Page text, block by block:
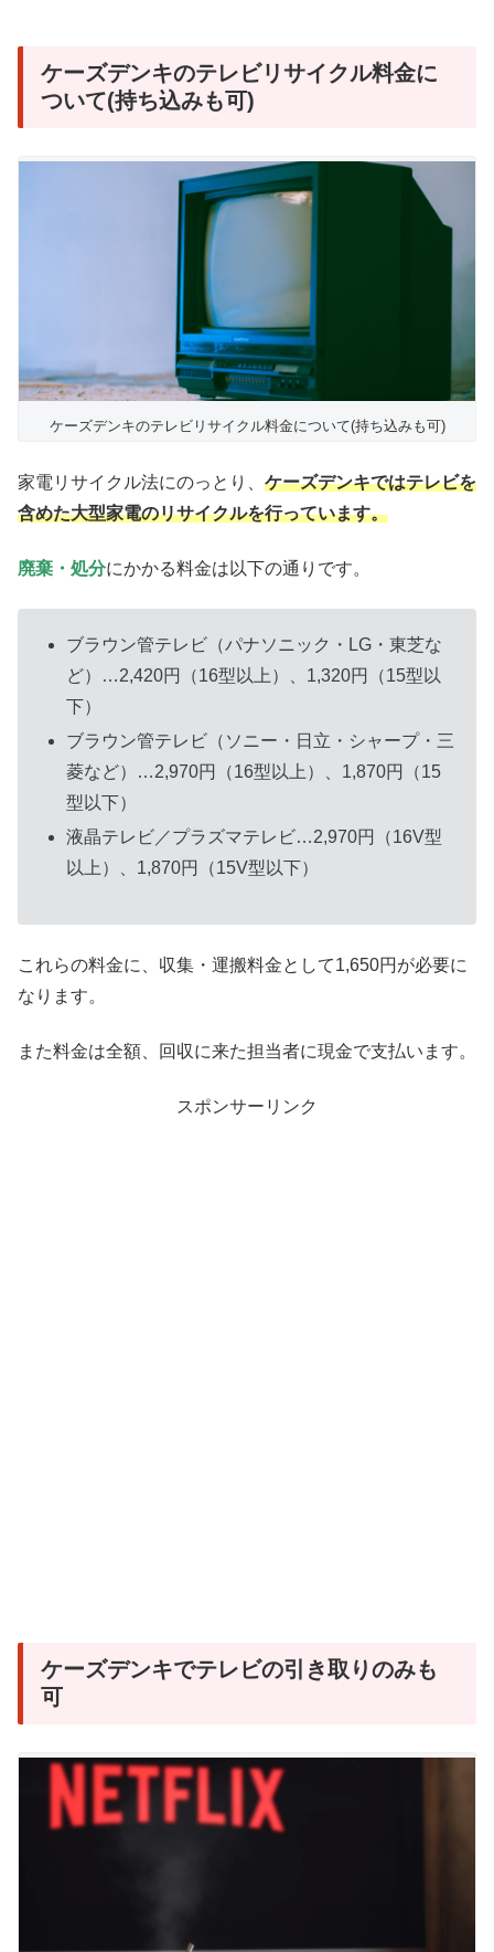
ケーズデンキのテレビリサイクル料金に
ついて(持ち込みも可)
ケーズデンキのテレビリサイクル料金について(持ち込みも可)
家電リサイクル法にのっとり、 ケーズデンキではテレビを
含めた大型家電のリサイクルを行っています。
廃棄・処分にかかる料金は以下の通りです。
ブラウン管テレビ（パナソニック・LG・東芝な
ど）…2,420円（16型以上）、1,320円（15型以
下）
ブラウン管テレビ（ソニー・日立・シャープ・三
菱など）…2,970円（16型以上）、1,870円（15
型以下）
液晶テレビ／プラズマテレビ…2,970円（16V型
以上）、1,870円（15V型以下）
これらの料金に、収集・運搬料金として1,650円が必要に
なります。
また料金は全額、回収に来た担当者に現金で支払います。
スポンサーリンク
ケーズデンキでテレビの引き取りのみも
可